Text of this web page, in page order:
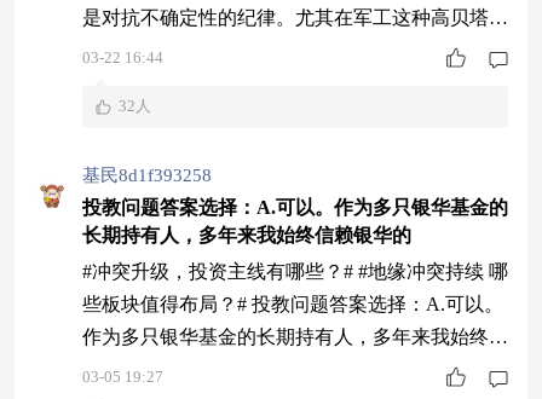
是对抗不确定性的纪律。尤其在军工这种高贝塔赛
道，定投是普通人拥抱时代红利的“安全带”。 ---
幅流动的《清明上河图》——表面繁华依旧，底层
境到南海，地缘风险的“灰犀牛”正在加速奔跑。
当“和平红利”逐渐被“安全优先”取代，
03-22 16:44
32人
基民8d1f393258
投教问题答案选择：A.可以。作为多只银华基金的
长期持有人，多年来我始终信赖银华的
#冲突升级，投资主线有哪些？# #地缘冲突持续 哪
些板块值得布局？# 投教问题答案选择：A.可以。
作为多只银华基金的长期持有人，多年来我始终信
赖银华的投研实力与产品布局，在市场起伏中陪伴
03-05 19:27